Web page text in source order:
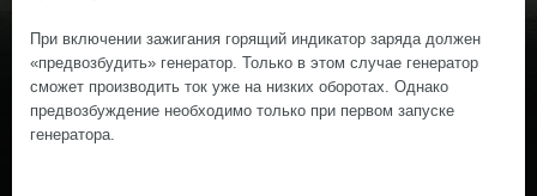
При включении зажигания горящий индикатор заряда должен
«предвозбудить» генератор. Только в этом случае генератор
сможет производить ток уже на низких оборотах. Однако
предвозбуждение необходимо только при первом запуске
генератора.